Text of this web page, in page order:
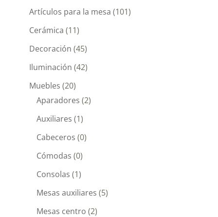
Artículos para la mesa (101)
Cerámica (11)
Decoración (45)
Iluminación (42)
Muebles (20)
Aparadores (2)
Auxiliares (1)
Cabeceros (0)
Cómodas (0)
Consolas (1)
Mesas auxiliares (5)
Mesas centro (2)